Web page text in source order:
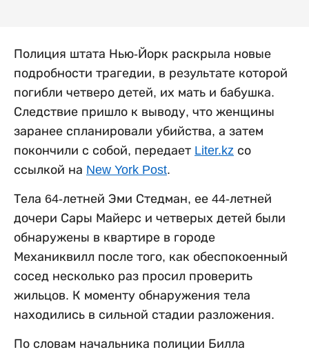
Полиция штата Нью-Йорк раскрыла новые
подробности трагедии, в результате которой
погибли четверо детей, их мать и бабушка.
Следствие пришло к выводу, что женщины
заранее спланировали убийства, а затем
покончили с собой, передает Liter.kz со
ссылкой на New York Post.
Тела 64-летней Эми Стедман, ее 44-летней
дочери Сары Майерс и четверых детей были
обнаружены в квартире в городе
Механиквилл после того, как обеспокоенный
сосед несколько раз просил проверить
жильцов. К моменту обнаружения тела
находились в сильной стадии разложения.
По словам начальника полиции Билла